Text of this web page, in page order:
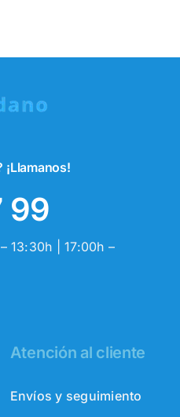
99
13:30h | 17:00h –
Atención al cliente
Envíos y seguimiento